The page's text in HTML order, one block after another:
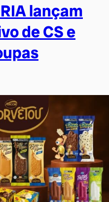
lançam
de CS e